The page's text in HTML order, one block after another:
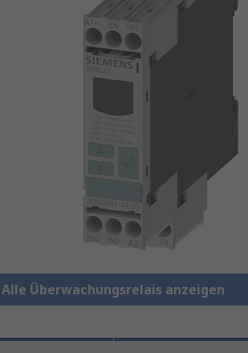
Alle Überwachungsrelais anzeigen